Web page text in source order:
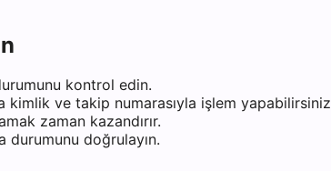
kontrol edin.
ve takip numarasıyla işlem
zaman kazandırır.
durumunu doğrulayın.